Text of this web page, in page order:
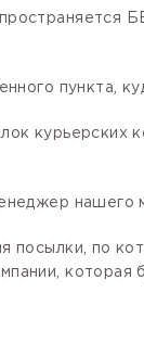
пункта,
нашего
по
которая